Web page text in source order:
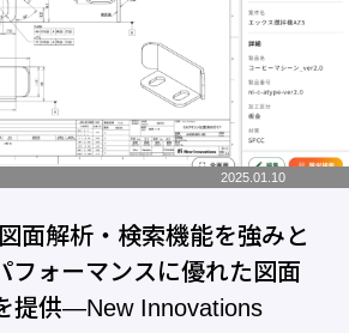
2025.01.10
面解析・検索機能を強みと
フォーマンスに優れた図面
提供―New Innovations